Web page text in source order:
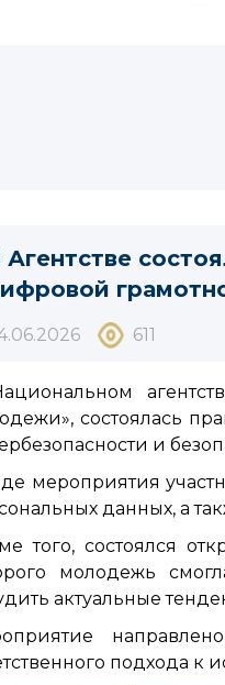
Агентстве
611
состоялась
и
мероприятия
данных, а
того, состоялся
молодежь
актуальные
подхода к